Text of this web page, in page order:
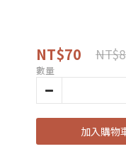
NT$70
數量
加入購物